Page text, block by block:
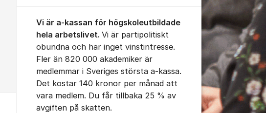
Vi är a-kassan för högskoleutbildade
hela arbetslivet. Vi är partipolitiskt
obundna och har inget vinstintresse.
Fler än 820 000 akademiker är
medlemmar i Sveriges största a-kassa.
Det kostar 140 kronor per månad att
vara medlem. Du får tillbaka 25 % av
avgiften på skatten.